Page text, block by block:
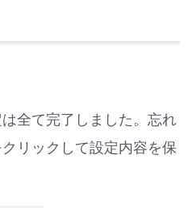
全て完了しました。忘れ
リックして設定内容を保